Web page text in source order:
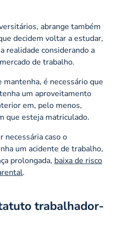
abrange também
decidem voltar a estudar,
realidade considerando a
de trabalho.
é necessário que
um aproveitamento
em, pelo menos,
que esteja matriculado.
necessária caso o
um acidente de trabalho,
prolongada, baixa de risco
.
trabalhador-